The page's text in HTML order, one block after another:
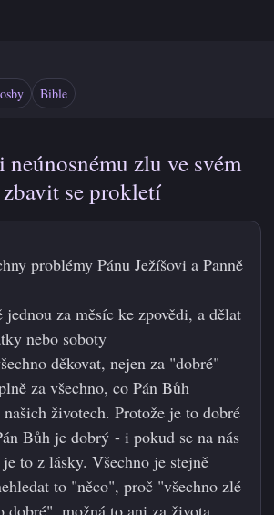
Bible
zlu ve svém
se prokletí
problémy Pánu Ježíšovi a Panně
za měsíc ke zpovědi, a dělat
nebo soboty
děkovat, nejen za "dobré"
za všechno, co Pán Bůh
životech. Protože je to dobré
Bůh je dobrý - i pokud se na nás
to z lásky. Všechno je stejně
to "něco", proč "všechno zlé
dobré", možná to ani za života